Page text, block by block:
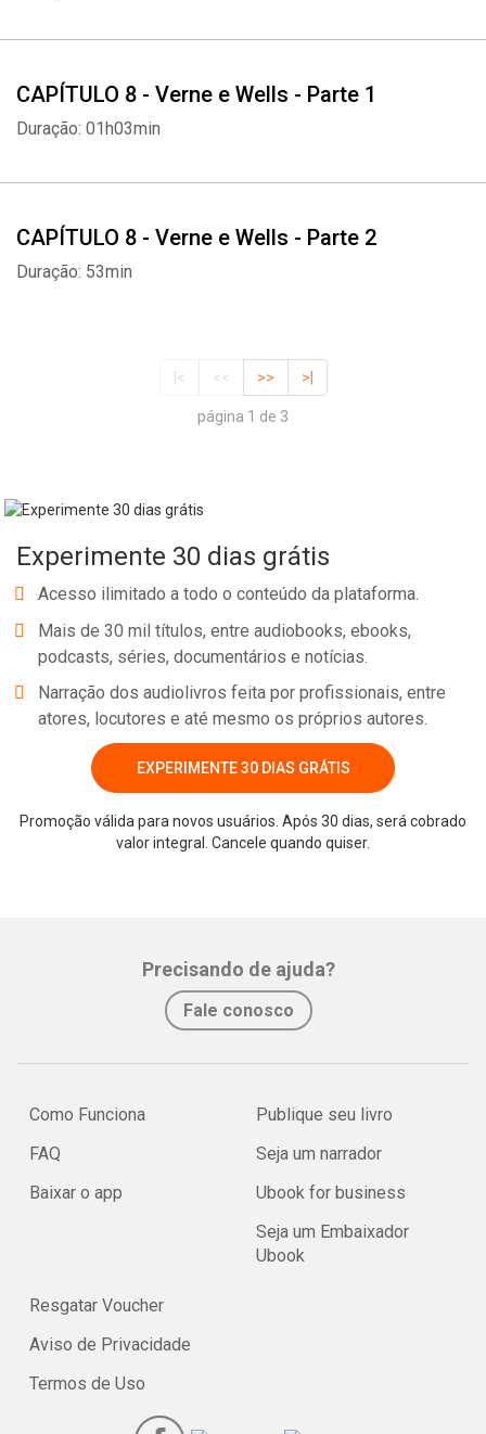
CAPÍTULO 8 - Verne e Wells - Parte 1
Duração: 01h03min
CAPÍTULO 8 - Verne e Wells - Parte 2
Duração: 53min
|< << >> >|
página 1 de 3
Experimente 30 dias grátis
Acesso ilimitado a todo o conteúdo da plataforma.
Mais de 30 mil títulos, entre audiobooks, ebooks,
podcasts, séries, documentários e notícias.
Narração dos audiolivros feita por profissionais, entre
atores, locutores e até mesmo os próprios autores.
EXPERIMENTE 30 DIAS GRÁTIS
Promoção válida para novos usuários. Após 30 dias, será cobrado
valor integral. Cancele quando quiser.
Precisando de ajuda?
Fale conosco
Como Funciona
FAQ
Baixar o app
Publique seu livro
Seja um narrador
Ubook for business
Seja um Embaixador
Ubook
Resgatar Voucher
Aviso de Privacidade
Termos de Uso